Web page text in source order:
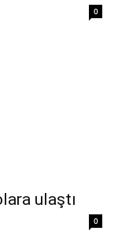
0
ulaştı
0